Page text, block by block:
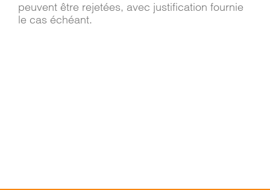
peuvent être rejetées, avec justification fournie
le cas échéant.